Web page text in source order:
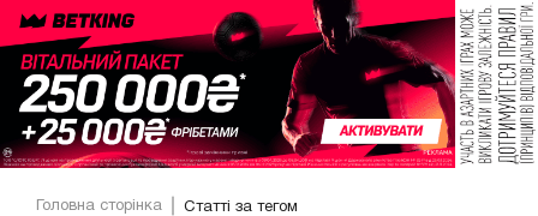
Головна сторінка Статті за тегом